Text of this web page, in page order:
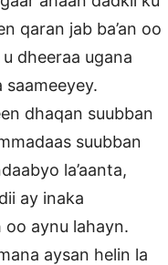
qaran jab ba’an oo
dheeraa ugana
dhaqan suubban
suubban
la’aanta,
ay inaka
aynu lahayn.
aysan helin la